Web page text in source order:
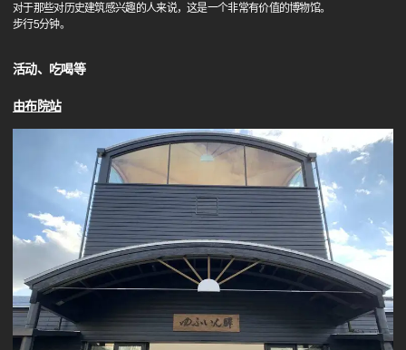
对于那些对历史建筑感兴趣的人来说，这是一个非常有价值的博物馆。
步行5分钟。
活动、吃喝等
由布院站